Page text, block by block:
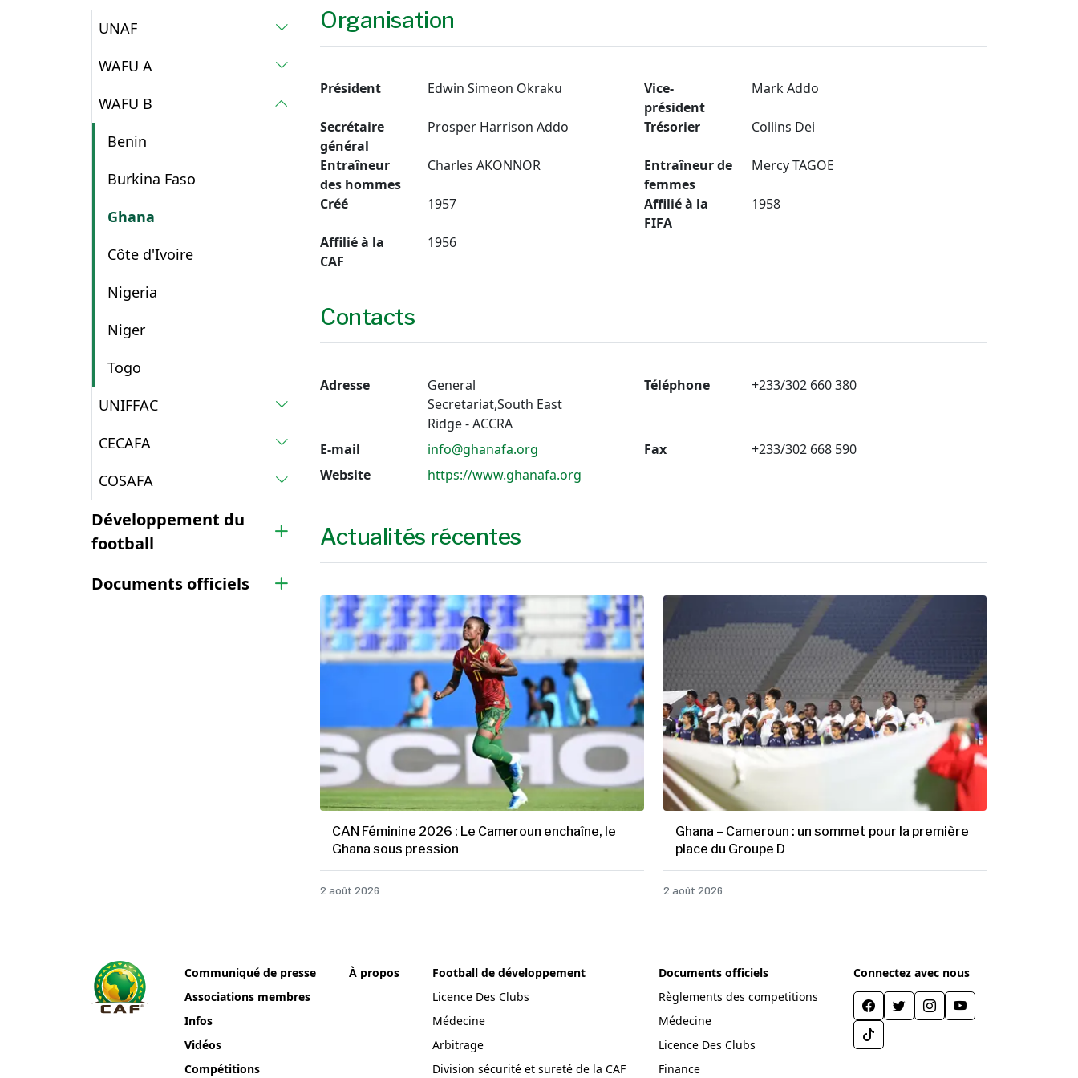
UNAF
WAFU A
WAFU B
Benin
Burkina Faso
Ghana
Côte d'Ivoire
Nigeria
Niger
Togo
UNIFFAC
CECAFA
COSAFA
Développement du
football
Documents officiels
Organisation
Président Edwin Simeon Okraku
Vice-
président
Mark Addo
Secrétaire
général
Prosper Harrison Addo Trésorier Collins Dei
Entraîneur
des hommes
Charles AKONNOR
Entraîneur de
femmes
Mercy TAGOE
Créé 1957
Affilié à la
FIFA
1958
Affilié à la
CAF
1956
Contacts
Adresse
General
Secretariat,South East
Ridge - ACCRA
Téléphone +233/302 660 380
E-mail info@ghanafa.org Fax
+233/302 668 590
Website
https://www.ghanafa.org
Actualités récentes
CAN Féminine 2026 : Le Cameroun enchaîne, le
Ghana sous pression
2 août 2026
Ghana – Cameroun : un sommet pour la première
place du Groupe D
2 août 2026
Communiqué de presse
Associations membres
Infos
Vidéos
Compétitions
À propos
Football de développement
Licence Des Clubs
Médecine
Arbitrage
Division sécurité et sureté de la CAF
Documents officiels
Règlements des competitions
Médecine
Licence Des Clubs
Finance
Connectez avec nous